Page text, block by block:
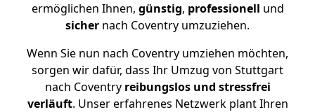
ermöglichen Ihnen, günstig, professionell und
sicher nach Coventry umzuziehen.
Wenn Sie nun nach Coventry umziehen möchten,
sorgen wir dafür, dass Ihr Umzug von Stuttgart
nach Coventry reibungslos und stressfrei
verläuft. Unser erfahrenes Netzwerk plant Ihren